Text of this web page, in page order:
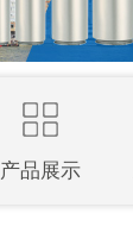
产品展示